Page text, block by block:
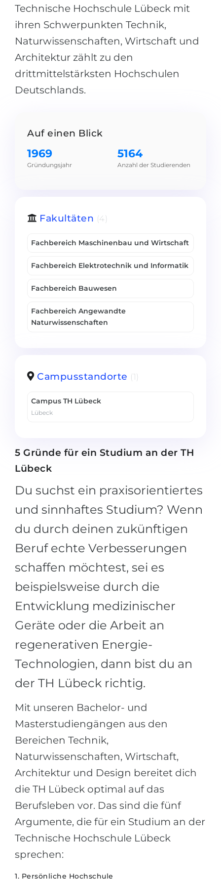
Städte
BERUFE
Berufe
Studienfächer
Beispiel-Stellenangebote
Holland-Test
Interessenkarte-Test
RIASEC-Test
100%
Unsere Studierenden werden
BERATUNG!
Medizin
Ingenieurwesen
Physik
Management
Ukraine
Armenien
Technische Hochschule Lübeck mit
ihren Schwerpunkten Technik,
Naturwissenschaften, Wirtschaft und
Architektur zählt zu den
drittmittelstärksten Hochschulen
Deutschlands.
Auf einen Blick
1969
Gründungsjahr
5164
Anzahl der Studierenden
Fakultäten (4)
Fachbereich Maschinenbau und Wirtschaft
Fachbereich Elektrotechnik und Informatik
Fachbereich Bauwesen
Fachbereich Angewandte
Naturwissenschaften
Campusstandorte (1)
Campus TH Lübeck
Lübeck
5 Gründe für ein Studium an der TH
Lübeck
Du suchst ein praxisorientiertes
und sinnhaftes Studium? Wenn
du durch deinen zukünftigen
Beruf echte Verbesserungen
schaffen möchtest, sei es
beispielsweise durch die
Entwicklung medizinischer
Geräte oder die Arbeit an
regenerativen Energie-
Technologien, dann bist du an
der TH Lübeck richtig.
Mit unseren Bachelor- und
Masterstudiengängen aus den
Bereichen Technik,
Naturwissenschaften, Wirtschaft,
Architektur und Design bereitet dich
die TH Lübeck optimal auf das
Berufsleben vor. Das sind die fünf
Argumente, die für ein Studium an der
Technische Hochschule Lübeck
sprechen:
1. Persönliche Hochschule